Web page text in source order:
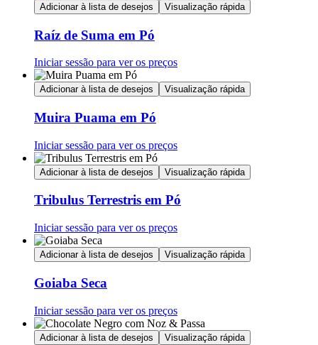
Adicionar à lista de desejos Visualização rápida
Raíz de Suma em Pó
Iniciar sessão para ver os preços
Adicionar à lista de desejos Visualização rápida
Muira Puama em Pó
Iniciar sessão para ver os preços
Adicionar à lista de desejos Visualização rápida
Tribulus Terrestris em Pó
Iniciar sessão para ver os preços
Adicionar à lista de desejos Visualização rápida
Goiaba Seca
Iniciar sessão para ver os preços
Adicionar à lista de desejos Visualização rápida